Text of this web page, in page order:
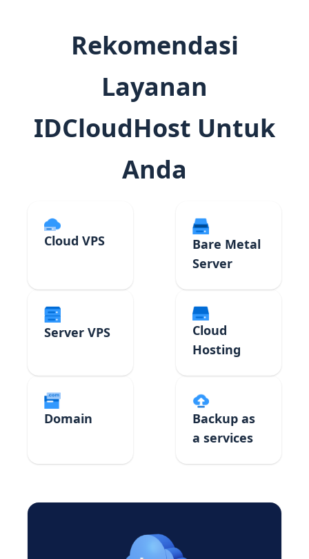
Rekomendasi
Layanan
IDCloudHost Untuk
Anda
Cloud VPS
Bare Metal
Server
Server VPS
Cloud
Hosting
Domain
Backup as
a services